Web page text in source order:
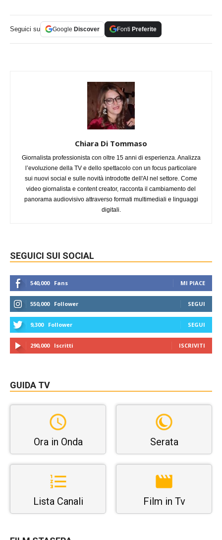
Seguici su Google Discover Fonti Preferite
Chiara Di Tommaso
Giornalista professionista con oltre 15 anni di esperienza. Analizza
l’evoluzione della TV e dello spettacolo con un focus particolare
sui nuovi social e sulle novità introdotte dell'AI nel settore. Come
video giornalista e content creator, racconta il cambiamento del
panorama audiovisivo attraverso formati multimediali e linguaggi
digitali.
SEGUICI SUI SOCIAL
540,000 Fans MI PIACE
550,000 Follower SEGUI
9,300 Follower SEGUI
290,000 Iscritti ISCRIVITI
GUIDA TV
Ora in Onda Serata
Lista Canali Film in Tv